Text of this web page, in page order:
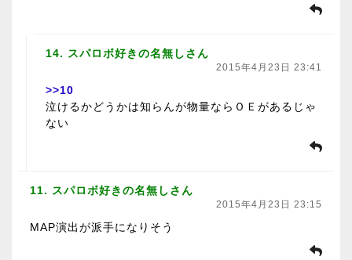
14. スパロボ好きの名無しさん
2015年4月23日 23:41
>>10
泣けるかどうかは知らんが物量ならＯＥがあるじゃ
ない
11. スパロボ好きの名無しさん
2015年4月23日 23:15
MAP演出が派手になりそう